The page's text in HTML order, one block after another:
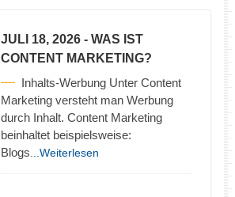
JULI 18, 2026 - WAS IST
CONTENT MARKETING?
Inhalts-Werbung Unter Content
Marketing versteht man Werbung
durch Inhalt. Content Marketing
beinhaltet beispielsweise:
Blogs ...Weiterlesen